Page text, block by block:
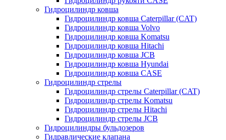
Гидроцилиндр ковша
Гидроцилиндр ковша Caterpillar (CAT)
Гидроцилиндр ковша Volvo
Гидроцилиндр ковша Komatsu
Гидроцилиндр ковша Hitachi
Гидроцилиндр ковша JCB
Гидроцилиндр ковша Hyundai
Гидроцилиндр ковша CASE
Гидроцилиндр стрелы
Гидроцилиндр стрелы Caterpillar (CAT)
Гидроцилиндр стрелы Komatsu
Гидроцилиндр стрелы Hitachi
Гидроцилиндр стрелы JCB
Гидроцилиндры бульдозеров
Гидравлические клапана